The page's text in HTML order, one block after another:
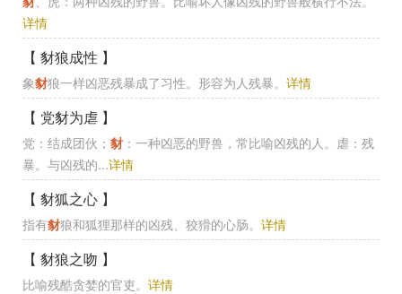
详情
【 豺狼成性 】
象豺狼一样凶恶残暴成了习性。形容为人残暴。 详情
【 党豺为虐 】
党：结成团伙； 豺 ：一种凶恶的野兽，常比喻凶残的人。虐：残
暴。与凶残的...详情
【 豺狐之心 】
指有豺狼和狐狸那样的凶残、狡猾的心肠。 详情
【 豺狼之吻 】
比喻残酷贪婪的官吏。 详情